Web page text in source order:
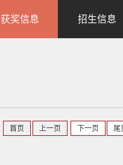
获奖信息 招生信息
首页 上一页 下一页 尾